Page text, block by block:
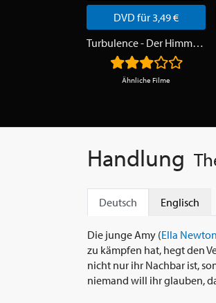
DVD für 3,49 €
Turbulence - Der Himmel ist die Hölle
Ähnliche Filme
Handlung
Deutsch Englisch
Die junge Amy (Ella Newton
zu kämpfen hat, hegt den
nicht nur ihr Nachbar ist,
niemand will ihr glauben,